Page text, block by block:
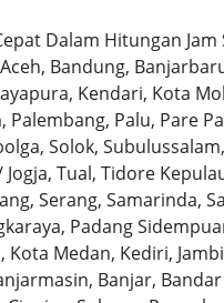
Dalam Hitungan Jam
Bandung,
Kendari, Kota
Palu, Pare
Solok,
Tual, Tidore
Serang, Samarinda,
Padang
Medan, Kediri,
Banjar,